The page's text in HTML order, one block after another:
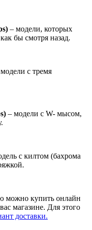
– модели, которых
бы смотря назад.
с тремя
– модели с W- мысом,
с килтом (бахрома
можно купить онлайн
магазине. Для этого
доставки.